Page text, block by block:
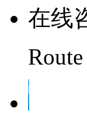
在线
Route